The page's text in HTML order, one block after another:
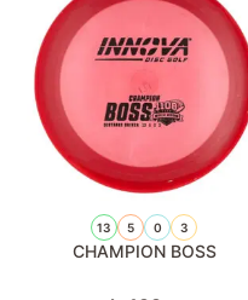
13 5 0 3
CHAMPION BOSS